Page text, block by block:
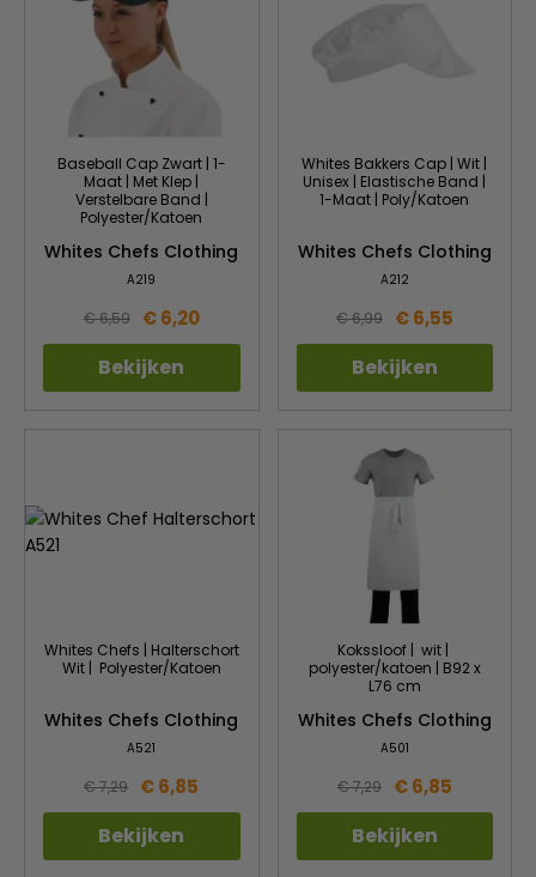
Baseball Cap Zwart | 1-
Maat | Met Klep |
Verstelbare Band |
Polyester/Katoen
Whites Chefs Clothing
A219
€ 6,59 € 6,20
Bekijken
Whites Bakkers Cap | Wit |
Unisex | Elastische Band |
1-Maat | Poly/Katoen
Whites Chefs Clothing
A212
€ 6,99 € 6,55
Bekijken
Whites Chefs | Halterschort
Wit | Polyester/Katoen
Whites Chefs Clothing
A521
€ 7,29 € 6,85
Bekijken
Kokssloof | wit |
polyester/katoen | B92 x
L76 cm
Whites Chefs Clothing
A501
€ 7,29 € 6,85
Bekijken